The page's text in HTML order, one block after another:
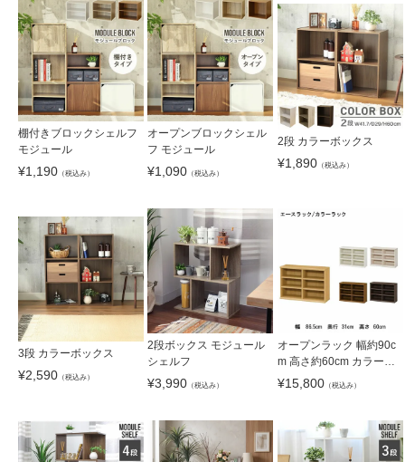
棚付きブロックシェルフ
モジュール
¥1,190 （税込み）
オープンブロックシェル
フ モジュール
¥1,090 （税込み）
2段 カラーボックス
¥1,890（税込み）
3段 カラーボックス
¥2,590 （税込み）
2段ボックス モジュール
シェルフ
¥3,990 （税込み）
オープンラック 幅約90c
m 高さ約60cm カラーラ
ック
¥15,800（税込み）